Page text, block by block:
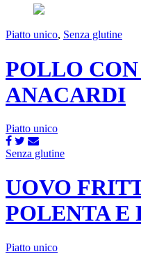
Piatto unico, Senza glutine
POLLO CON
ANACARDI
Piatto unico
Senza glutine
UOVO
POLENTA E
Piatto unico